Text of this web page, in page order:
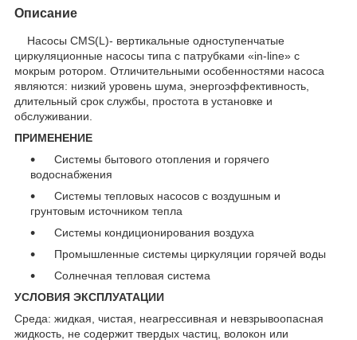
Описание
Насосы CMS(L)- вертикальные одноступенчатые
циркуляционные насосы типа с патрубками «in-line» с
мокрым ротором. Отличительными особенностями насоса
являются: низкий уровень шума, энергоэффективность,
длительный срок службы, простота в установке и
обслуживании.
ПРИМЕНЕНИЕ
Системы бытового отопления и горячего
водоснабжения
Системы тепловых насосов с воздушным и
грунтовым источником тепла
Системы кондиционирования воздуха
Промышленные системы циркуляции горячей воды
Солнечная тепловая система
УСЛОВИЯ ЭКСПЛУАТАЦИИ
Среда: жидкая, чистая, неагрессивная и невзрывоопасная
жидкость, не содержит твердых частиц, волокон или